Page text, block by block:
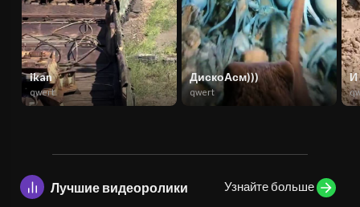
ikan
qwert
ДискоАсм)))
qwert
И
Лучшие видеоролики Узнайте больше